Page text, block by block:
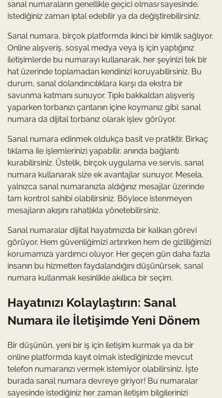
sanal numaraların genellikle geçici olması sayesinde,
istediğiniz zaman iptal edebilir ya da değiştirebilirsiniz.
Sanal numara, birçok platformda ikinci bir kimlik sağlıyor.
Online alışveriş, sosyal medya veya iş için yaptığınız
iletişimlerde bu numarayı kullanarak, her şeyinizi tek bir
hat üzerinde toplamadan kendinizi koruyabilirsiniz. Bu
durum, sanal dolandırıcılıklara karşı da ekstra bir
savunma katmanı sunuyor. Tıpkı bakkaldan alışveriş
yaparken torbanızı çantanın içine koymanız gibi; sanal
numara da dijital torbanız olarak işlev görüyor.
Sanal numara edinmek oldukça basit ve pratiktir. Birkaç
tıklama ile işlemlerinizi yapabilir, anında bağlantı
kurabilirsiniz. Üstelik, birçok uygulama ve servis, sanal
numara kullanarak size ek avantajlar sunuyor. Mesela,
yalnızca sanal numaranızla aldığınız mesajlar üzerinde
tam kontrol sahibi olabilirsiniz. Böylece istenmeyen
mesajların akışını rahatlıkla yönetebilirsiniz.
Sanal numaralar dijital hayatımızda bir kalkan görevi
görüyor. Hem güvenliğimizi artırırken hem de gizliliğimizi
korumamıza yardımcı oluyor. Her geçen gün daha fazla
insanın bu hizmetten faydalandığını düşünürsek, sanal
numara kullanmak kesinlikle akıllıca bir seçim.
Hayatınızı Kolaylaştırın: Sanal
Numara ile İletişimde Yeni Dönem
Bir düşünün, yeni bir iş için iletişim kurmak ya da bir
online platformda kayıt olmak istediğinizde mevcut
telefon numaranızı vermek istemiyor olabilirsiniz. İşte
burada sanal numara devreye giriyor! Bu numaralar
sayesinde istediğiniz her zaman iletişim bilgilerinizi